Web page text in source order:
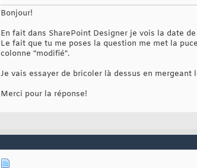
Bonjour!
En fait dans SharePoint Designer je vois la date
Le fait que tu me poses la question me met la
colonne "modifié".
Je vais essayer de bricoler là dessus en
Merci pour la réponse!